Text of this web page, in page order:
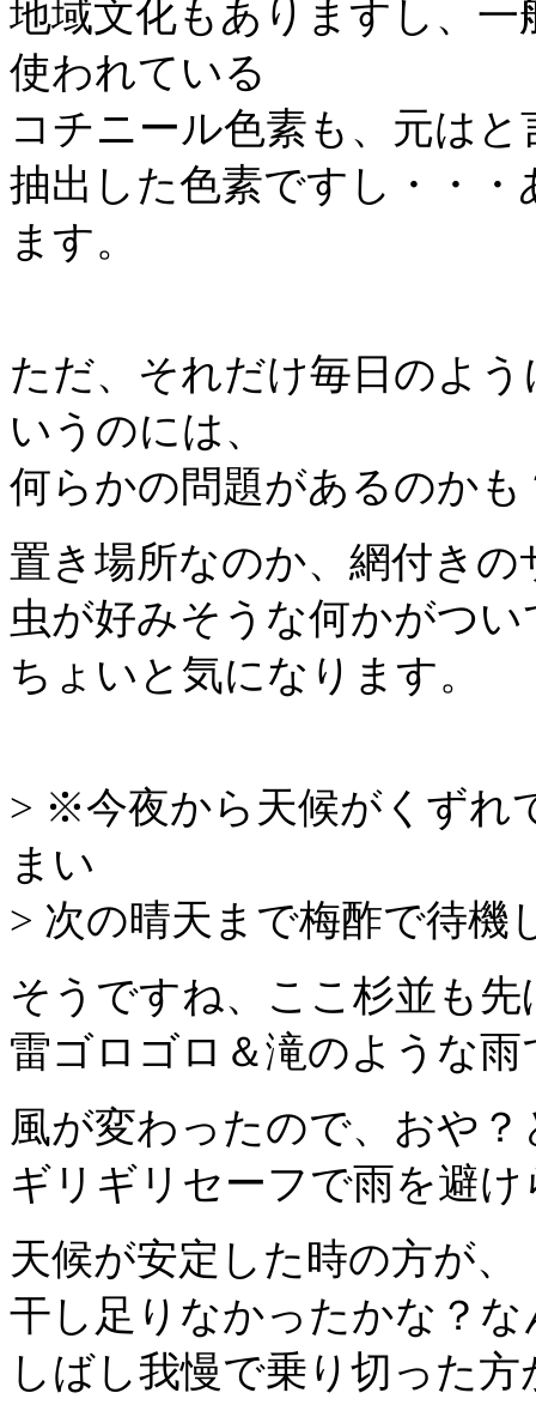
地域文化もありますし、
使われている
コチニール色素も、元は
抽出した色素ですし・・
ます。
ただ、それだけ毎日のよ
いうのには、
何らかの問題があるのか
置き場所なのか、網付きの
虫が好みそうな何かがつ
ちょいと気になります。
> ※今夜から天候がくずれ
まい
> 次の晴天まで梅酢で待機
そうですね、ここ杉並も
雷ゴロゴロ＆滝のような
風が変わったので、おや
ギリギリセーフで雨を避
天候が安定した時の方が、
干し足りなかったかな？
しばし我慢で乗り切った